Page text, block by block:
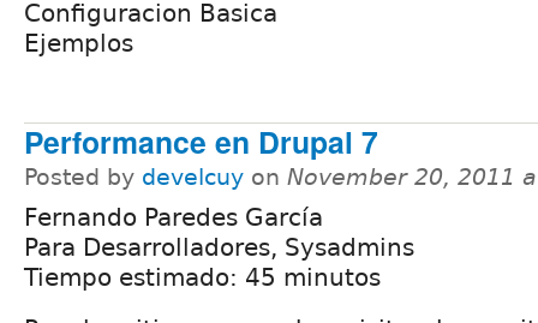
Configuracion Basica
Ejemplos
Performance en Drupal 7
Posted by develcuy on November 20, 2011
Fernando Paredes García
Para Desarrolladores, Sysadmins
Tiempo estimado: 45 minutos